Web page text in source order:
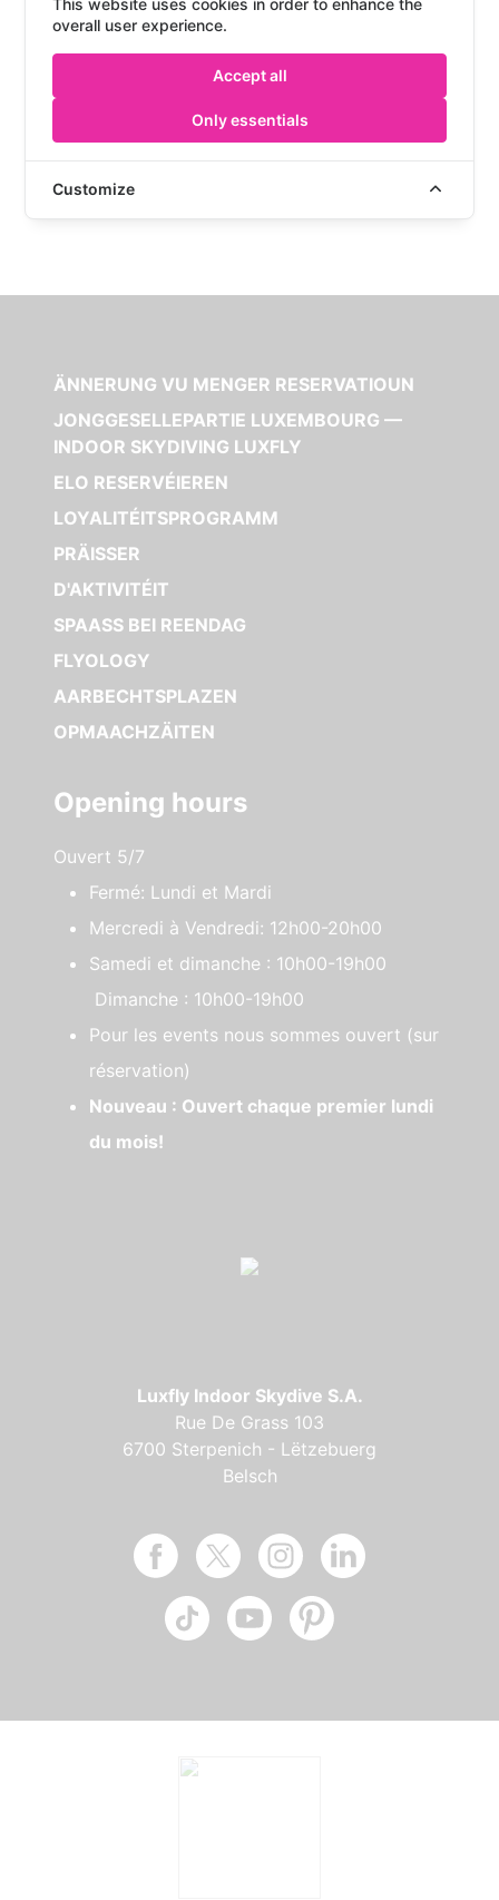
Écoutez dès maintenant, partagez, et
laissez-vous inspirer !
ÄNNERUNG VU MENGER RESERVATIOUN
JONGGESELLEPARTIE LUXEMBOURG —
INDOOR SKYDIVING LUXFLY
ELO RESERVÉIEREN
LOYALITÉITSPROGRAMM
PRÄISSER
D'AKTIVITÉIT
SPAASS BEI REENDAG
FLYOLOGY
AARBECHTSPLAZEN
OPMAACHZÄITEN
Opening hours
Ouvert 5/7
Fermé: Lundi et Mardi
Mercredi à Vendredi: 12h00-20h00
Samedi et dimanche : 10h00-19h00
Dimanche : 10h00-19h00
Pour les events nous sommes ouvert (sur
réservation)
Nouveau : Ouvert chaque premier lundi
du mois!
Luxfly Indoor Skydive S.A.
Rue De Grass 103
6700 Sterpenich - Lëtzebuerg
Belsch
overall user experience.
Accept all
Only essentials
Customize